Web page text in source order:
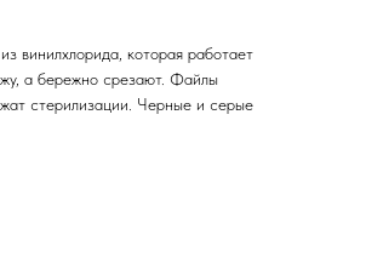
винилхлорида, которая работает
а бережно срезают. Файлы
стерилизации. Черные и серые